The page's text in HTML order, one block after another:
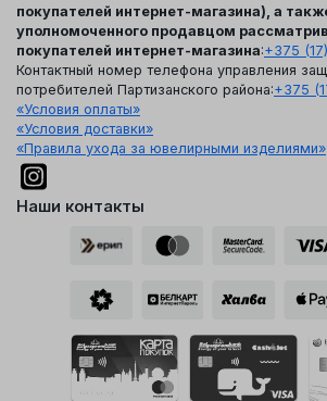
покупателей интернет-магазина), а
уполномоченного продавцом
покупателей интернет-магазина:+375
Контактный номер телефона управления
потребителей Партизанского района:+375
«Условия оплаты»
«Условия доставки»
«Правила ухода за ювелирными изделиями»
Наши контакты